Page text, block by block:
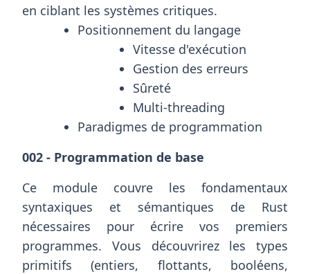
en ciblant les systèmes critiques.
Positionnement du langage
Vitesse d'exécution
Gestion des erreurs
Sûreté
Multi-threading
Paradigmes de programmation
002 - Programmation de base
Ce module couvre les fondamentaux
syntaxiques et sémantiques de Rust
nécessaires pour écrire vos premiers
programmes. Vous découvrirez les types
primitifs (entiers, flottants, booléens,